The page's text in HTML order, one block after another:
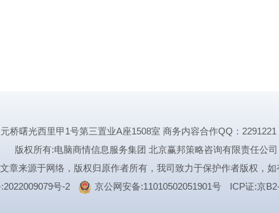
桥曙光西里甲1号第三置业A座1508室 商务内容合作QQ：2291221
版权所有:电脑商情信息服务集团 北京赢邦策略咨询有限责任公司
章来源于网络，版权归原作者所有，我司致力于保护作者版权，
号-2
京公网安备:11010502051901号 ICP证:京